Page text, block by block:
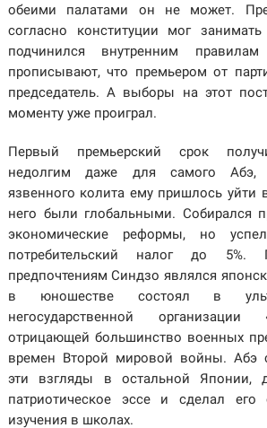
обеими палатами он не может.
согласно конституции мог
подчинился внутренним
прописывают, что премьером от
председатель. А выборы на этот
моменту уже проиграл.
Первый премьерский срок
недолгим даже для самого Абэ,
язвенного колита ему пришлось уйти
него были глобальными. Собирался
экономические реформы, но
потребительский налог до 5%.
предпочтениям Синдзо являлся
в юношестве состоял в
негосударственной
отрицающей большинство военных
времен Второй мировой войны. Абэ
эти взгляды в остальной Японии,
патриотическое эссе и сделал его
изучения в школах.